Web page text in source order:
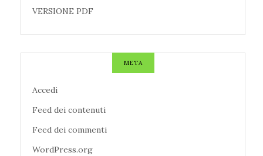
VERSIONE PDF
META
Accedi
Feed dei contenuti
Feed dei commenti
WordPress.org